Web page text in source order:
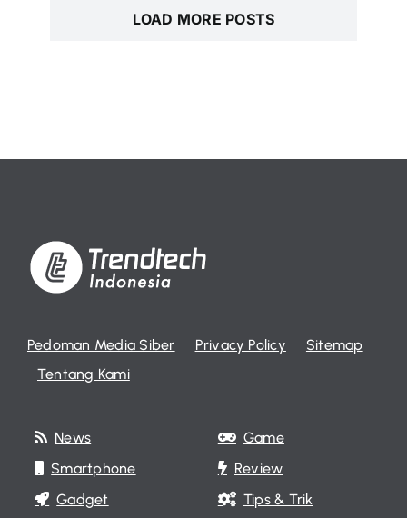
LOAD MORE POSTS
Pedoman Media Siber Privacy Policy
Sitemap
Tentang Kami
News
Smartphone
Gadget
Game
Review
Tips & Trik